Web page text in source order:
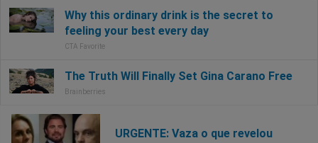
URGENTE: Vaza o que revelou